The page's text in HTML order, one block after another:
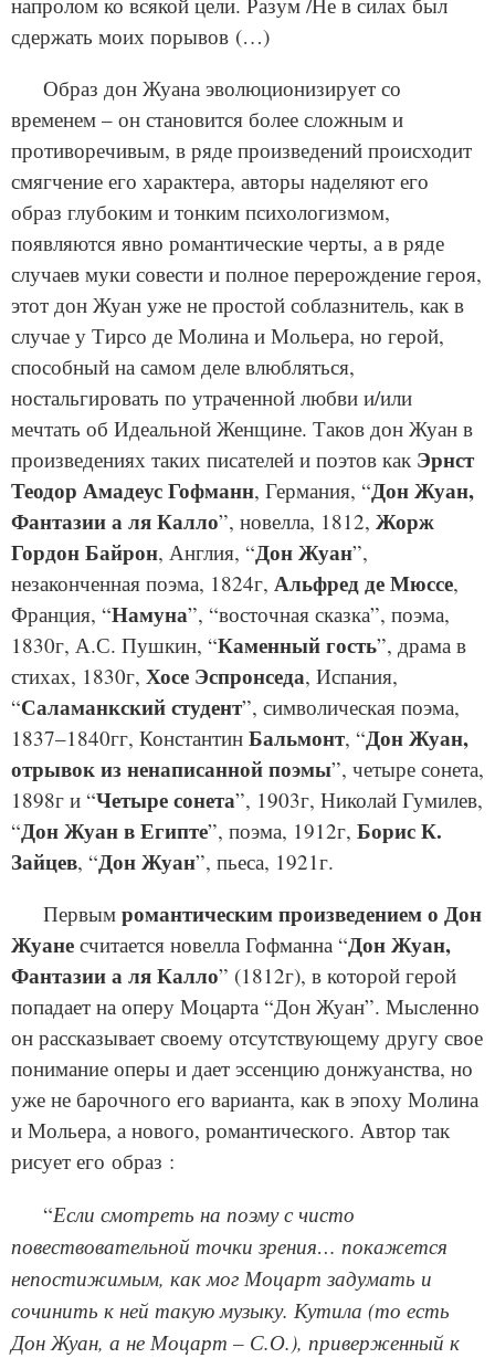
сдержать моих порывов (…)
Образ дон Жуана эволюционизирует со
временем – он становится более сложным и
противоречивым, в ряде произведений происходит
смягчение его характера, авторы наделяют его
образ глубоким и тонким психологизмом,
появляются явно романтические черты, а в ряде
случаев муки совести и полное перерождение героя,
этот дон Жуан уже не простой соблазнитель, как в
случае у Тирсо де Молина и Мольера, но герой,
способный на самом деле влюбляться,
ностальгировать по утраченной любви и/или
мечтать об Идеальной Женщине. Таков дон Жуан в
произведениях таких писателей и поэтов как Эрнст
Теодор Амадеус Гофманн, Германия, “Дон Жуан,
Фантазии а ля Калло”, новелла, 1812, Жорж
Гордон Байрон, Англия, “Дон Жуан”,
незаконченная поэма, 1824г, Альфред де Мюссе,
Франция, “Намуна”, “восточная сказка”, поэма,
1830г, А.С. Пушкин, “Каменный гость”, драма в
стихах, 1830г, Хосе Эспронседа, Испания,
“Саламанкский студент”, символическая поэма,
1837–1840гг, Константин Бальмонт, “Дон Жуан,
отрывок из ненаписанной поэмы”, четыре сонета,
1898г и “Четыре сонета”, 1903г, Николай Гумилев,
“Дон Жуан в Египте”, поэма, 1912г, Борис К.
Зайцев, “Дон Жуан”, пьеса, 1921г.
Первым романтическим произведением о Дон
Жуане считается новелла Гофманна “Дон Жуан,
Фантазии а ля Калло” (1812г), в которой герой
попадает на оперу Моцарта “Дон Жуан”. Мысленно
он рассказывает своему отсутствующему другу свое
понимание оперы и дает эссенцию донжуанства, но
уже не барочного его варианта, как в эпоху Молина
и Мольера, а нового, романтического. Автор так
рисует его образ :
“Если смотреть на поэму с чисто
повествовательной точки зрения… покажется
непостижимым, как мог Моцарт задумать и
сочинить к ней такую музыку. Кутила (то есть
Дон Жуан, а не Моцарт – С.О.), приверженный к